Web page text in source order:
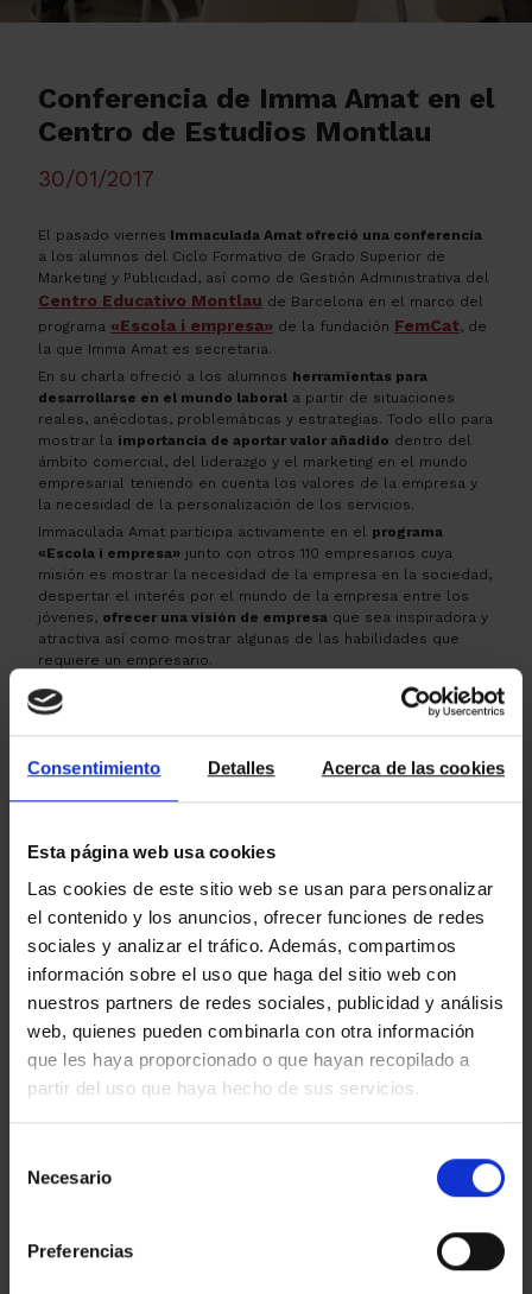
Consentimiento Detalles Acerca de las cookies
Esta página web usa cookies
Las cookies de este sitio web se usan para personalizar
el contenido y los anuncios, ofrecer funciones de redes
sociales y analizar el tráfico. Además, compartimos
información sobre el uso que haga del sitio web con
nuestros partners de redes sociales, publicidad y análisis
web, quienes pueden combinarla con otra información
que les haya proporcionado o que hayan recopilado a
partir del uso que haya hecho de sus servicios.
Necesario
Preferencias
Conferencia de Imma Amat en el
Centro de Estudios Montlau
30/01/2017
El pasado viernes Immaculada Amat ofreció una conferencia
a los alumnos del Ciclo Formativo de Grado Superior de
Marketing y Publicidad, así como de Gestión Administrativa del
Centro Educativo Montlau de Barcelona en el marco del
programa «Escola i empresa» de la fundación FemCat, de
la que Imma Amat es secretaria.
En su charla ofreció a los alumnos herramientas para
desarrollarse en el mundo laboral a partir de situaciones
reales, anécdotas, problemáticas y estrategias. Todo ello para
mostrar la importancia de aportar valor añadido dentro del
ámbito comercial, del liderazgo y el marketing en el mundo
empresarial teniendo en cuenta los valores de la empresa y
la necesidad de la personalización de los servicios.
Immaculada Amat participa activamente en el programa
«Escola i empresa» junto con otros 110 empresarios cuya
misión es mostrar la necesidad de la empresa en la sociedad,
despertar el interés por el mundo de la empresa entre los
jóvenes, ofrecer una visión de empresa que sea inspiradora y
atractiva así como mostrar algunas de las habilidades que
requiere un empresario.
Conferència
amb els
alumnes
Imma Amat
Alumnes
Monlau
Fotografías CE Montlau